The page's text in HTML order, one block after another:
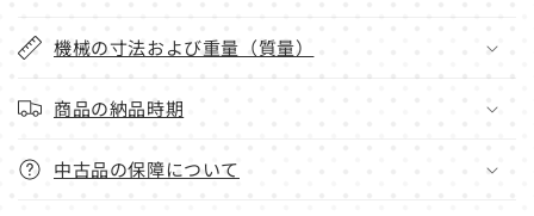
機械の寸法および重量（質量）
商品の納品時期
中古品の保障について